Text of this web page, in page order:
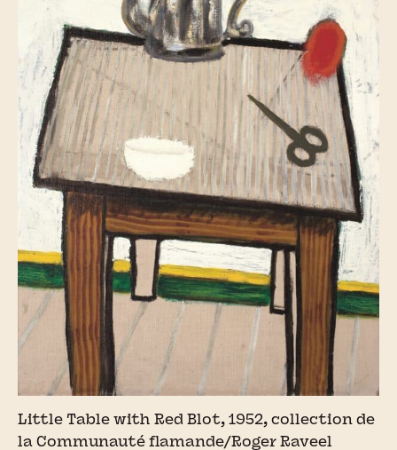
Little Table with Red Blot, 1952, collection de
la Communauté flamande/Roger Raveel